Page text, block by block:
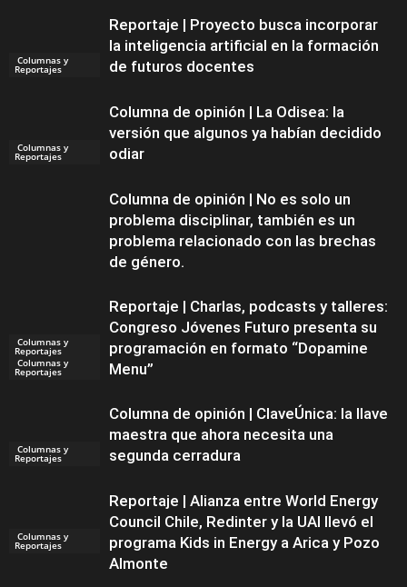
Columnas y
Reportajes
Reportaje | Proyecto busca incorporar
la inteligencia artificial en la formación
de futuros docentes
Columnas y
Reportajes
Columna de opinión | La Odisea: la
versión que algunos ya habían decidido
odiar
Columnas y
Reportajes
Columna de opinión | No es solo un
problema disciplinar, también es un
problema relacionado con las brechas
de género.
Columnas y
Reportajes
Reportaje | Charlas, podcasts y talleres:
Congreso Jóvenes Futuro presenta su
programación en formato “Dopamine
Menu”
Columnas y
Reportajes
Columna de opinión | ClaveÚnica: la llave
maestra que ahora necesita una
segunda cerradura
Columnas y
Reportajes
Reportaje | Alianza entre World Energy
Council Chile, Redinter y la UAI llevó el
programa Kids in Energy a Arica y Pozo
Almonte